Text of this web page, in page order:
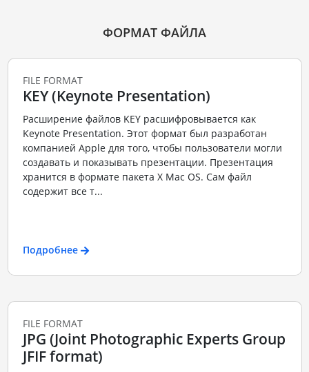
ФОРМАТ ФАЙЛА
FILE FORMAT
KEY (Keynote Presentation)
Расширение файлов KEY расшифровывается как
Keynote Presentation. Этот формат был разработан
компанией Apple для того, чтобы пользователи могли
создавать и показывать презентации. Презентация
хранится в формате пакета X Mac OS. Сам файл
содержит все т...
Подробнее
FILE FORMAT
JPG (Joint Photographic Experts Group
JFIF format)